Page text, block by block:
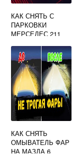
КАК СНЯТЬ С
ПАРКОВКИ
МЕРСЕДЕС 211
КАК СНЯТЬ
ОМЫВАТЕЛЬ ФАР
НА МАЗДА 6